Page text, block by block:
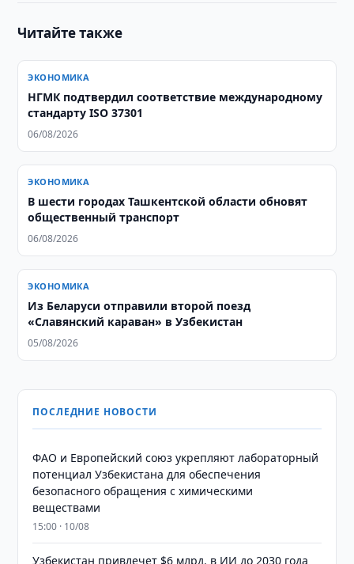
Читайте также
ЭКОНОМИКА
НГМК подтвердил соответствие международному
стандарту ISO 37301
06/08/2026
ЭКОНОМИКА
В шести городах Ташкентской области обновят
общественный транспорт
06/08/2026
ЭКОНОМИКА
Из Беларуси отправили второй поезд
«Славянский караван» в Узбекистан
05/08/2026
ПОСЛЕДНИЕ НОВОСТИ
ФАО и Европейский союз укрепляют лабораторный
потенциал Узбекистана для обеспечения
безопасного обращения с химическими
веществами
15:00 · 10/08
Узбекистан привлечет $6 млрд. в ИИ до 2030 года